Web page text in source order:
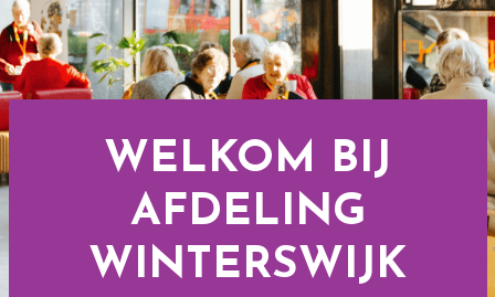
WELKOM BIJ
AFDELING
WINTERSWIJK